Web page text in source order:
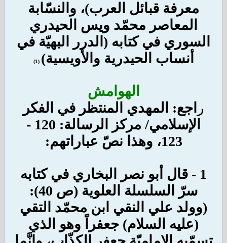
معرفة قبائل العرب)، والنسّابة
المعاصر محمّد ويس الحيدري
السوري في كتابه (الدرر البهيّة في
أنساب الحيدرية والأويسية) (1)
الهوامش
راجع: المهدي المنتظر في الفكر
الإسلامي/ مركز الرسالة: 120 -
123، وهذا نصّ عباراتهم:
1 - قال أبو نصر البخاري في كتابه
سرّ السلسلة العلوية (ص 40):
(وولد علي النقي ابن محمّد التقي
(عليه السلام) جعفراً وهو الذي